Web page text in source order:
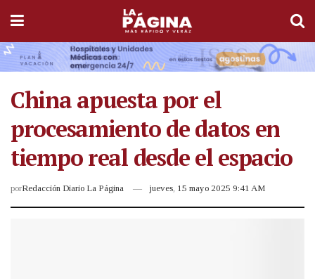
China apuesta por el
procesamiento de datos en
tiempo real desde el espacio
porRedacción Diario La Página jueves, 15 mayo 2025 9:41 AM